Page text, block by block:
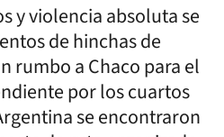
y violencia absoluta se
de hinchas de
rumbo a Chaco para el
por los cuartos
se encontraron